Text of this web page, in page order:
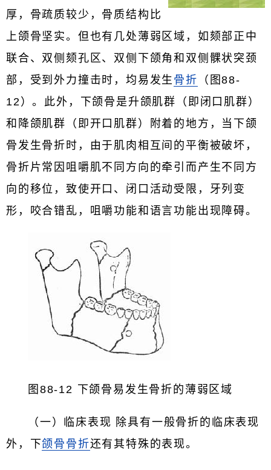
厚，骨疏质较少，骨质结构比
上颌骨坚实。但也有几处薄弱区域，如颏部正中
联合、双侧颏孔区、双侧下颌角和双侧髁状突颈
部，受到外力撞击时，均易发生 骨折 （图88-
12）。此外，下颌骨是升颌肌群（即闭口肌群）
和降颌肌群（即开口肌群）附着的地方，当下颌
骨发生骨折时，由于肌肉相互间的平衡被破坏，
骨折片常因咀嚼肌不同方向的牵引而产生不同方
向的移位，致使开口、闭口活动受限，牙列变
形，咬合错乱，咀嚼功能和语言功能出现障碍。
图88-12 下颌骨易发生骨折的薄弱区域
（一）临床表现 除具有一般骨折的临床表现
外，下颌骨骨折还有其特殊的表现。